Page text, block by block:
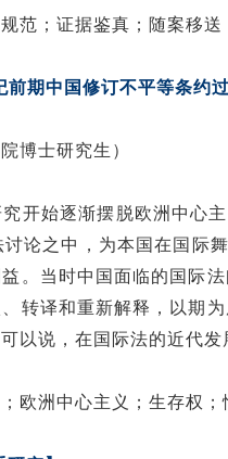
范；证据鉴真；随案移
期中国修订不平等条约
博士研究生）
开始逐渐摆脱欧洲中心
论之中，为本国在国际
。当时中国面临的国际
转译和重新解释，以期
以说，在国际法的近代
欧洲中心主义；生存权；